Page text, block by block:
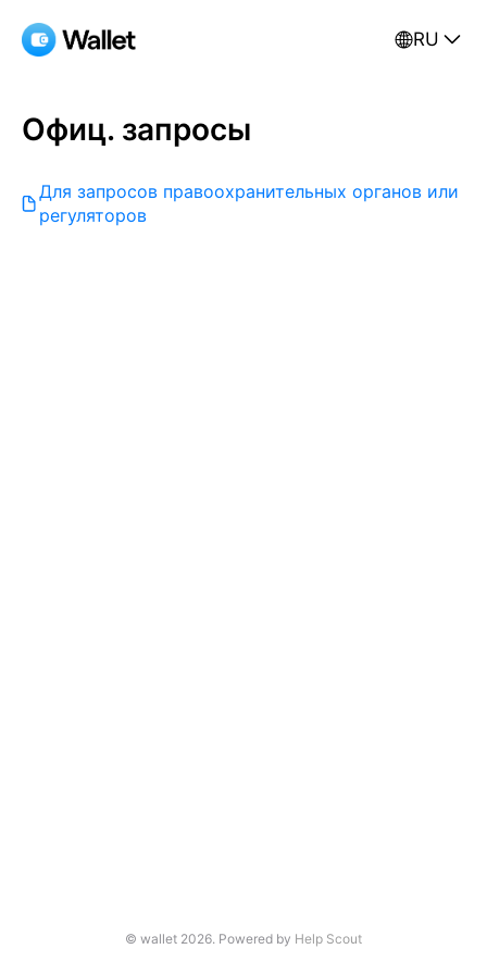
RU
Офиц. запросы
Для запросов правоохранительных органов или
регуляторов
© wallet 2026. Powered by Help Scout